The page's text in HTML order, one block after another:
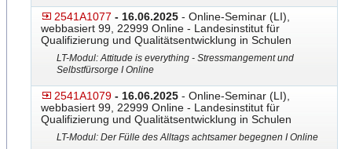
2541A1077 - 16.06.2025 - Online-Seminar (LI),
webbasiert 99, 22999 Online - Landesinstitut für
Qualifizierung und Qualitätsentwicklung in Schulen
LT-Modul: Attitude is everything - Stressmangement und
Selbstfürsorge I Online
2541A1079 - 16.06.2025 - Online-Seminar (LI),
webbasiert 99, 22999 Online - Landesinstitut für
Qualifizierung und Qualitätsentwicklung in Schulen
LT-Modul: Der Fülle des Alltags achtsamer begegnen I Online